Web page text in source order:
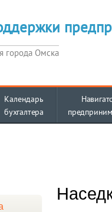
города Омска
Календарь
бухгалтера